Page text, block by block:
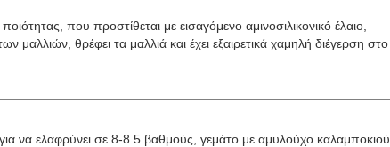
που προστίθεται με εισαγόμενο αμινοσιλικονικό έλαιο,
μαλλιών, θρέφει τα μαλλιά και έχει εξαιρετικά χαμηλή διέγερση στο
να ελαφρύνει σε 8-8.5 βαθμούς, γεμάτο με αμυλούχο καλαμποκιού